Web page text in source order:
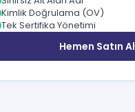
Kimlik Doğrulama (OV)
Tek Sertifika Yönetimi
Hemen Satın Al